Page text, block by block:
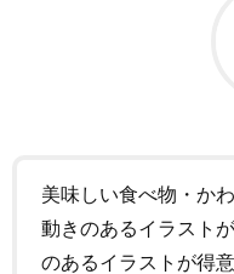
美味しい食べ物・か
動きのあるイラスト
のあるイラストが得意